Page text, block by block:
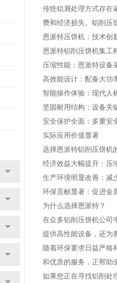
传统铝屑处理方式存在
费和经济损失。铝削压
恩派特压饼机：技术创
恩派特铝削压饼机集工
压缩性能：恩派特设备
高效能设计：配备大功
智能操作体验：现代人
坚固耐用结构：设备关
安全保护全面：多重安
实际应用价值显著
选择恩派特铝削压饼机
经济效益大幅提升：压
生产环境明显改善：减
环保贡献显著：促进金
为什么选择恩派特？
在众多铝削压饼机公司
提供高性能设备，还为
随着环保要求日益严格
和优质的服务，正帮助
如果您正在寻找铝削处